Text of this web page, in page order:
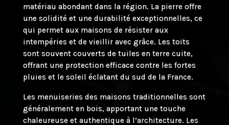
matériau abondant dans la région. La pierre offre
une solidité et une durabilité exceptionnelles, ce
qui permet aux maisons de résister aux
intempéries et de vieillir avec grâce. Les toits
sont souvent couverts de tuiles en terre cuite,
offrant une protection efficace contre les fortes
pluies et le soleil éclatant du sud de la France.
Les menuiseries des maisons traditionnelles sont
généralement en bois, apportant une touche
chaleureuse et authentique à l’architecture. Les